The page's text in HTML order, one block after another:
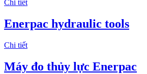
Chi tiết
Enerpac hydraulic tools
Chi tiết
Máy đo thủy lực Enerpac